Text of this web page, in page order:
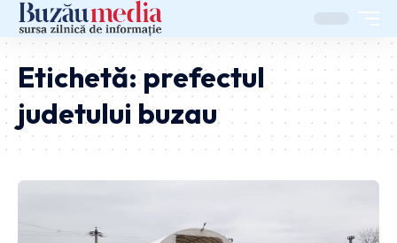
Etichetă:prefectul
judetului buzau